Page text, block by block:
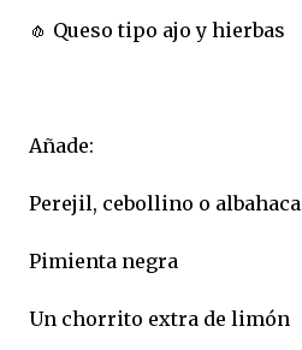
🧄 Queso tipo ajo y hierbas
Añade:
Perejil, cebollino o albahaca
Pimienta negra
Un chorrito extra de limón